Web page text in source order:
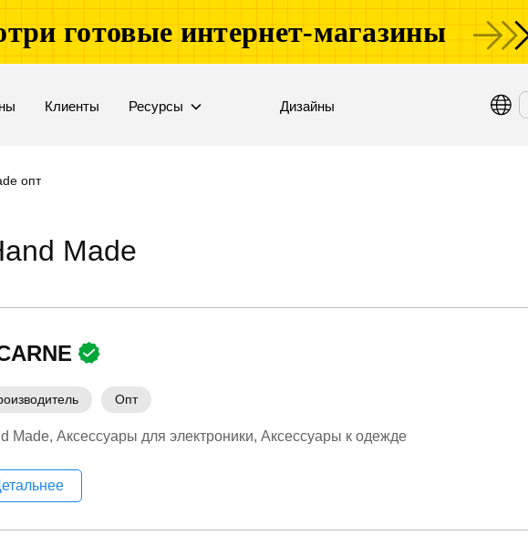
готовые интернет-магазины
Клиенты Ресурсы Дизайны
опт
Made
Опт
Made Аксессуары для электроники Аксессуары к одежде